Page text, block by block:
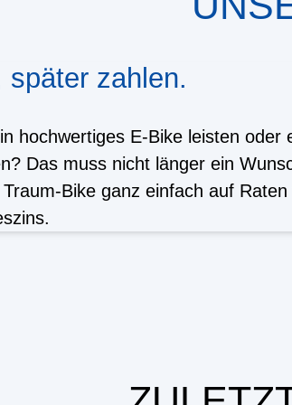
zahlen.
hochwertiges E-Bike leisten oder
Das muss nicht länger ein
Bike ganz einfach auf